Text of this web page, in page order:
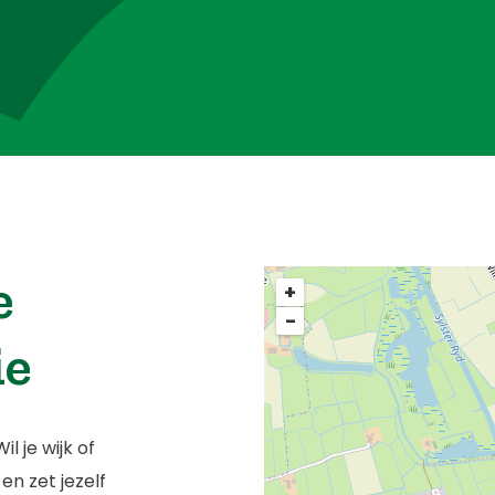
je wijk of
zet jezelf
+
−